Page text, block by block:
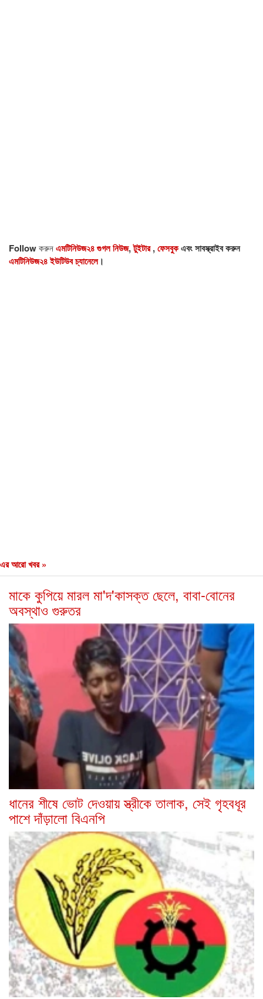
Followকরুনএমটিনিউজ২৪ গুগল নিউজ,টুইটার,ফেসবুকএবং সাবস্ক্রাইব করুন
এমটিনিউজ২৪ ইউটিউব চ্যানেলে।
এর আরো খবর »
মাকে কুপিয়ে মারল মা'দ'কাসক্ত ছেলে, বাবা-বোনের
অবস্থাও গুরুতর
ধানের শীষে ভোট দেওয়ায় স্ত্রীকে তালাক, সেই গৃহবধূর
পাশে দাঁড়ালো বিএনপি